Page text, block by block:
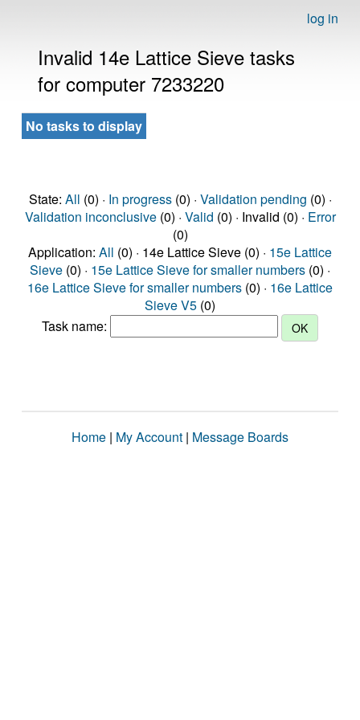
log in
Invalid 14e Lattice Sieve tasks
for computer 7233220
No tasks to display
State: All (0) · In progress(0) · Validation pending (0) ·
Validation inconclusive(0) · Valid (0) · Invalid (0) · Error
(0)
Application: All (0) · 14e Lattice Sieve (0) · 15e Lattice
Sieve (0) · 15e Lattice Sieve for smaller numbers (0) ·
16e Lattice Sieve for smaller numbers (0) · 16e Lattice
Sieve V5 (0)
Task name:
Home | My Account | Message Boards